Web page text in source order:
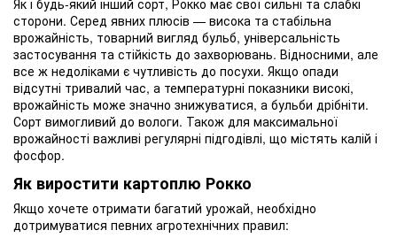
Як і будь-який інший сорт, Рокко має свої сильні та слабкі
сторони. Серед явних плюсів — висока та стабільна
врожайність, товарний вигляд бульб, універсальність
застосування та стійкість до захворювань. Відносними, але
все ж недоліками є чутливість до посухи. Якщо опади
відсутні тривалий час, а температурні показники високі,
врожайність може значно знижуватися, а бульби дрібніти.
Сорт вимогливий до вологи. Також для максимальної
врожайності важливі регулярні підгодівлі, що містять калій і
фосфор.
Як виростити картоплю Рокко
Якщо хочете отримати багатий урожай, необхідно
дотримуватися певних агротехнічних правил: